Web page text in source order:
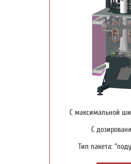
С максимальной
С
Тип пакета: